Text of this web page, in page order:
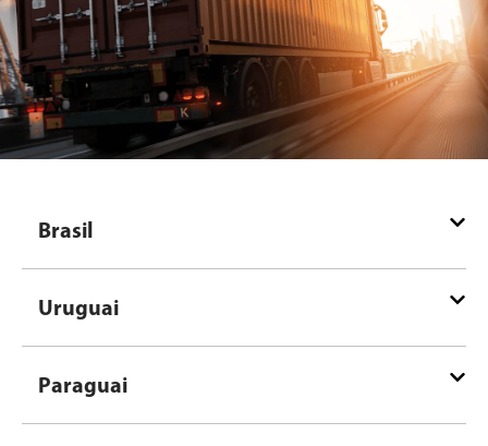
Brasil
Uruguai
Paraguai